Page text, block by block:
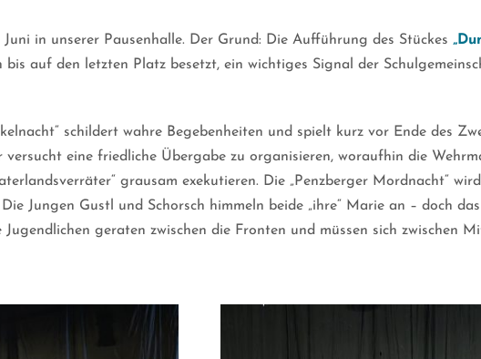
Juni in unserer Pausenhalle. Der Grund: Die Aufführung des Stückes
bis auf den letzten Platz besetzt, ein wichtiges Signal der
schildert wahre Begebenheiten und spielt kurz vor Ende des
eine friedliche Übergabe zu organisieren, woraufhin die
grausam exekutieren. Die „Penzberger Mordnacht“
Jungen Gustl und Schorsch himmeln beide „ihre“ Marie an – doch
geraten zwischen die Fronten und müssen sich zwischen